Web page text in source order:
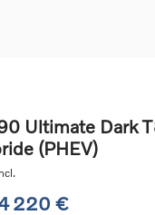
Ultimate Dark
(PHEV)
220 €